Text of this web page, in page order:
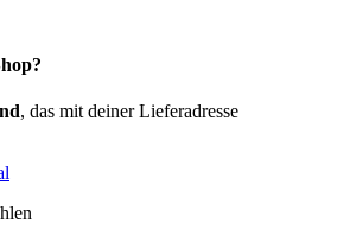
, das mit deiner Lieferadresse